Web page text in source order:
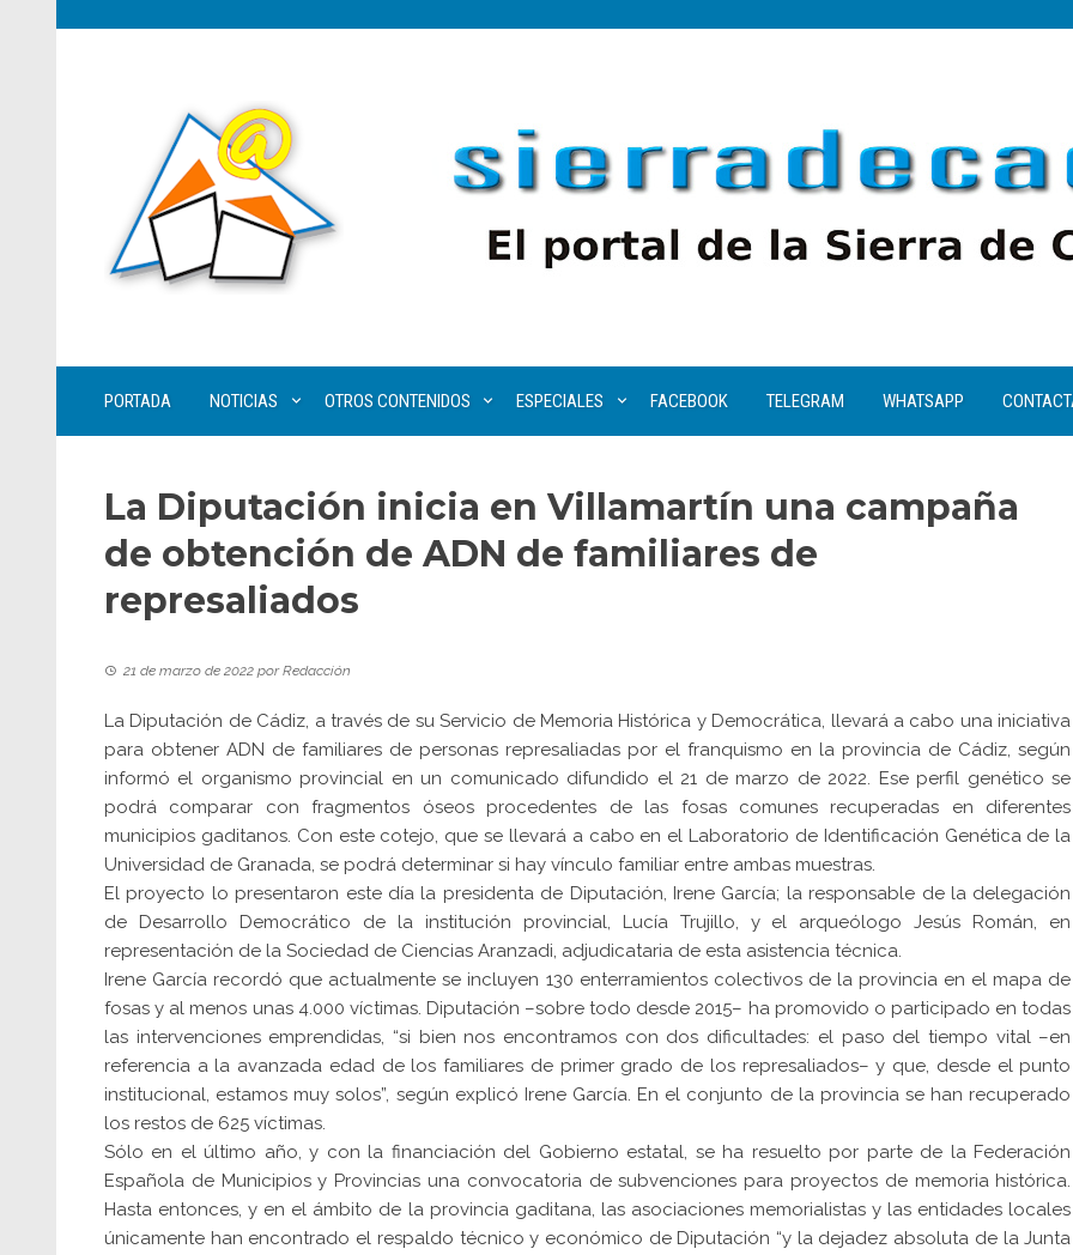
PORTADA NOTICIAS OTROS CONTENIDOS ESPECIALES FACEBOOK TELEGRAM WHATSAPP
La Diputación inicia en Villamartín una campaña
de obtención de ADN de familiares de
represaliados
21 de marzo de 2022 porRedacción
La Diputación de Cádiz, a través de suServicio de Memoria Histórica y Democrática, llevará a cabo una iniciativa
para obtener ADN de familiares de personas represaliadas por el franquismo en la provincia de Cádiz, según
informó el organismo provincial en un comunicado difundido el 21 de marzo de 2022. Ese perfil genético se
podrá comparar con fragmentos óseos procedentes de las fosas comunes recuperadas en diferentes
municipios gaditanos. Con este cotejo, que se llevará a cabo en el Laboratorio de Identificación Genética de la
Universidad de Granada, se podrá determinar si hay vínculo familiar entre ambas muestras.
El proyecto lo presentaron este día la presidenta de Diputación, Irene García; la responsable de la delegación
de Desarrollo Democrático de la institución provincial, Lucía Trujillo, y el arqueólogo Jesús Román, en
representación de la Sociedad de Ciencias Aranzadi, adjudicataria de esta asistencia técnica.
Irene García recordó que actualmente se incluyen 130 enterramientos colectivos de la provincia en el mapa de
fosas y al menos unas 4.000 víctimas. Diputación –sobre todo desde 2015– ha promovido o participado en todas
las intervenciones emprendidas, “si bien nos encontramos con dos dificultades: el paso del tiempo vital –en
referencia a la avanzada edad de los familiares de primer grado de los represaliados– y que, desde el punto
institucional, estamos muy solos”, según explicó Irene García. En el conjunto de la provincia se han recuperado
los restos de 625 víctimas.
Sólo en el último año, y con la financiación del Gobierno estatal, se ha resuelto por parte de la Federación
Española de Municipios y Provincias una convocatoria de subvenciones para proyectos de memoria histórica.
Hasta entonces, y en el ámbito de la provincia gaditana, las asociaciones memorialistas y las entidades locales
únicamente han encontrado el respaldo técnico y económico de Diputación “y la dejadez absoluta de la Junta